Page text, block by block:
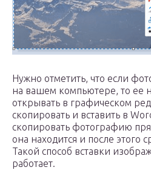
Нужно отметить, что если
на вашем компьютере, то ее
открывать в графическом
скопировать и вставить в
скопировать фотографию
она находится и после этого
Такой способ вставки
работает.